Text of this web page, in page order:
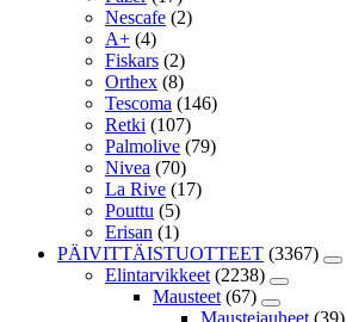
Nescafe (2)
A+ (4)
Fiskars (2)
Orthex (8)
Tescoma (146)
Retki (107)
Palmolive (79)
Nivea (70)
La Rive (17)
Pouttu (5)
Erisan (1)
PÄIVITTÄISTUOTTEET (3367)
Elintarvikkeet (2238)
Mausteet (67)